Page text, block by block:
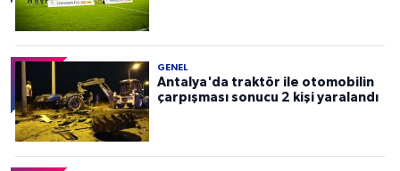
GENEL
Antalya'da traktör ile otomobilin
çarpışması sonucu 2 kişi yaralandı